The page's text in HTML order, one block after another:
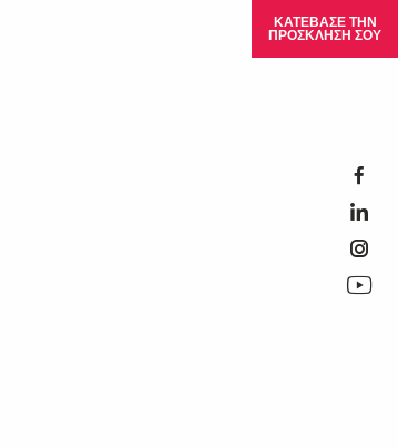
ΚΑΤΕΒΑΣΕ ΤΗΝ
ΠΡΟΣΚΛΗΣΗ ΣΟΥ